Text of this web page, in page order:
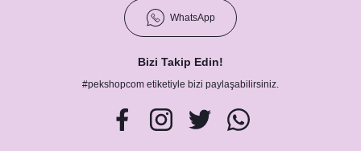
WhatsApp
Bizi Takip Edin!
#pekshopcom etiketiyle bizi paylaşabilirsiniz.